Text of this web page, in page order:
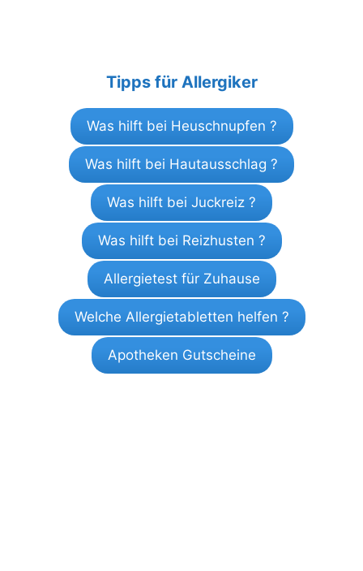
Tipps für Allergiker
Was hilft bei Heuschnupfen ?
Was hilft bei Hautausschlag ?
Was hilft bei Juckreiz ?
Was hilft bei Reizhusten ?
Allergietest für Zuhause
Welche Allergietabletten helfen ?
Apotheken Gutscheine